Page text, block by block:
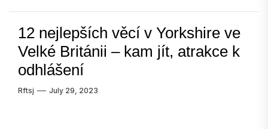
12 nejlepších věcí v Yorkshire ve
Velké Británii – kam jít, atrakce k
odhlášení
Rftsj July 29, 2023